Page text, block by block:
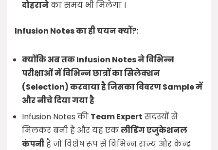
दोहरानेका समय भी मिलेगा ।
Infusion Notes का ही चयन क्यों?:
क्योंकि अब तक Infusion Notes ने विभिन्न
परीक्षाओं में विभिन्न छात्रों का सिलेक्शन
(Selection) करवाया है जिसका विवरण Sample में
और नीचे दिया गया है
Infusion Notes की Team Expert सदस्यों से
मिलकर बनी है और यह एकलीडिंग एजुकेशनल
कंपनीहै जो विशेष रूप से विभिन्न राज्य और केन्द्र